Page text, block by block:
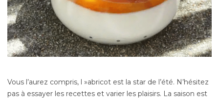
Vous l’aurez compris, l »abricot est la star de l’été. N’hésitez
pas à essayer les recettes et varier les plaisirs. La saison est